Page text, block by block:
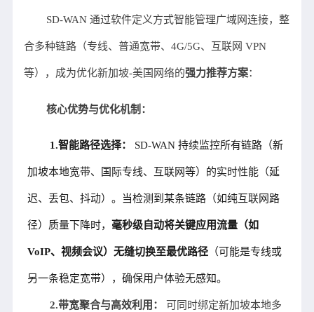
SD-WAN 通过软件定义方式智能管理广域网连接，整
合多种链路（专线、普通宽带、4G/5G、互联网 VPN
等），成为优化新加坡-美国网络的强力推荐方案：
核心优势与优化机制：
1.智能路径选择： SD-WAN 持续监控所有链路（新
加坡本地宽带、国际专线、互联网等）的实时性能（延
迟、丢包、抖动）。当检测到某条链路（如纯互联网路
径）质量下降时， 毫秒级自动将关键应用流量（如
VoIP、视频会议）无缝切换至最优路径 （可能是专线或
另一条稳定宽带），确保用户体验无感知。
2.带宽聚合与高效利用： 可同时绑定新加坡本地多